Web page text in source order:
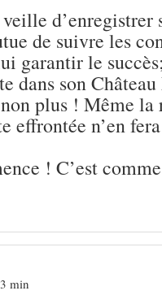
de suivre les
garantir le
dans son
plus ! Même la
effrontée n’en
! C’est
min